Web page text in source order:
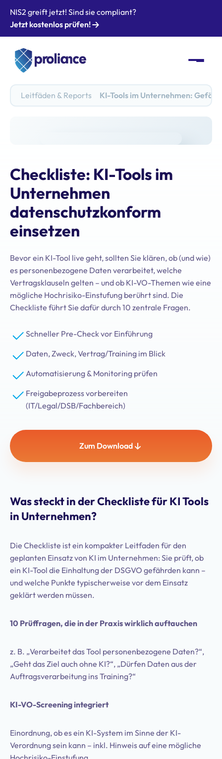
NIS2 greift jetzt! Sind sie compliant?
Jetzt kostenlos prüfen!
Leitfäden & Reports KI-Tools im Unternehmen:
Checkliste: KI-Tools im
Unternehmen
datenschutzkonform
einsetzen
Bevor ein KI-Tool live geht, sollten Sie klären, ob (und wie)
es personenbezogene Daten verarbeitet, welche
Vertragsklauseln gelten – und ob KI-VO-Themen wie eine
mögliche Hochrisiko-Einstufung berührt sind. Die
Checkliste führt Sie dafür durch 10 zentrale Fragen.
Schneller Pre-Check vor Einführung
Daten, Zweck, Vertrag/Training im Blick
Automatisierung & Monitoring prüfen
Freigabeprozess vorbereiten
(IT/Legal/DSB/Fachbereich)
Zum Download
Was steckt in der Checkliste für KI Tools
in Unternehmen?
Die Checkliste ist ein kompakter Leitfaden für den
geplanten Einsatz von KI im Unternehmen: Sie prüft, ob
ein KI-Tool die Einhaltung der DSGVO gefährden kann –
und welche Punkte typischerweise vor dem Einsatz
geklärt werden müssen.
10 Prüffragen, die in der Praxis wirklich auftauchen
z. B. „Verarbeitet das Tool personenbezogene Daten?“,
„Geht das Ziel auch ohne KI?“, „Dürfen Daten aus der
Auftragsverarbeitung ins Training?“
KI-VO-Screening integriert
Einordnung, ob es ein KI-System im Sinne der KI-
Verordnung sein kann – inkl. Hinweis auf eine mögliche